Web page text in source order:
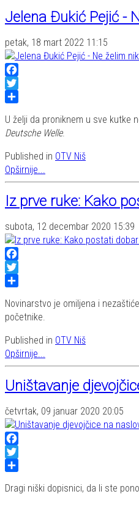
Jelena Đukić Pejić -
petak, 18 mart 2022 11:15
Facebook
Twitter
U želji da proniknem u sve kutke
Deutsche Welle.
Published in OTV Niš
Opširnije...
Iz prve ruke: Kako
subota, 12 decembar 2020 15:39
Facebook
Twitter
Novinarstvo je omiljena i
početnike.
Published in OTV Niš
Opširnije...
Uništavanje
četvrtak, 09 januar 2020 20:05
Facebook
Twitter
Dragi niški dopisnici, da li ste